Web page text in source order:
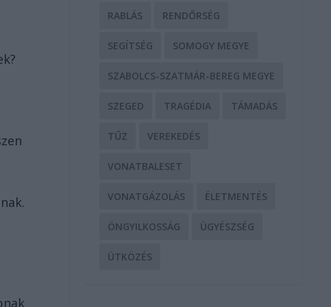
RABLÁS RENDŐRSÉG
SEGÍTSÉG SOMOGY MEGYE
SZABOLCS-SZATMÁR-BEREG MEGYE
SZEGED TRAGÉDIA TÁMADÁS
TŰZ VEREKEDÉS
VONATBALESET
VONATGÁZOLÁS ÉLETMENTÉS
ÖNGYILKOSSÁG ÜGYÉSZSÉG
ÜTKÖZÉS